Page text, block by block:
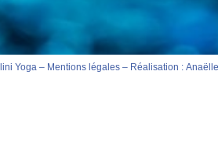
Yoga – Mentions légales– Réalisation :